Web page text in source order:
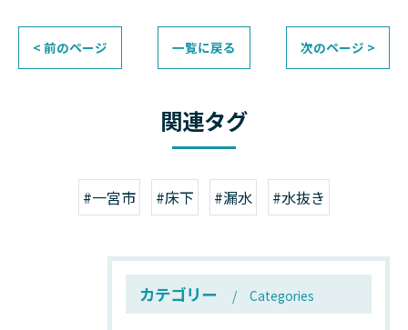
< 前のページ 一覧に戻る 次のページ >
関連タグ
#一宮市 #床下 #漏水 #水抜き
カテゴリー Categories